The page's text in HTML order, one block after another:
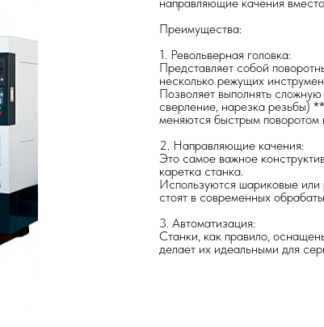
Преимущества:
1. Револьверная головка:
Представляет собой
несколько режущих
Позволяет выполнять
сверление, нарезка резьбы)
меняются быстрым поворотом
2. Направляющие качения:
Это самое важное
каретка станка.
Используются шариковые
стоят в современных
3. Автоматизация:
Станки, как правило,
делает их идеальными для